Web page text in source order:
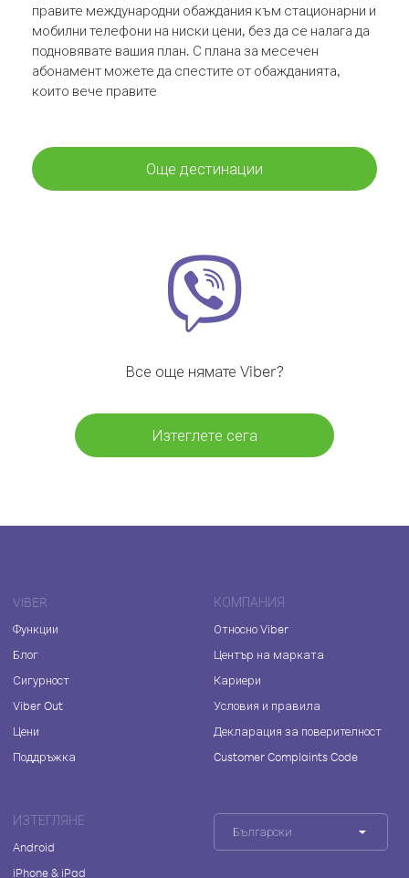
правите международни обаждания към стационарни и
мобилни телефони на ниски цени, без да се налага да
подновявате вашия план. С плана за месечен
абонамент можете да спестите от обажданията,
които вече правите
Още дестинации
Все още нямате Viber?
Изтеглете сега
VIBER
Функции
Блог
Сигурност
Viber Out
Цени
Поддръжка
КОМПАНИЯ
Относно Viber
Център на марката
Кариери
Условия и правила
Декларация за поверителност
Customer Complaints Code
ИЗТЕГЛЯНЕ
Android
iPhone & iPad
Български